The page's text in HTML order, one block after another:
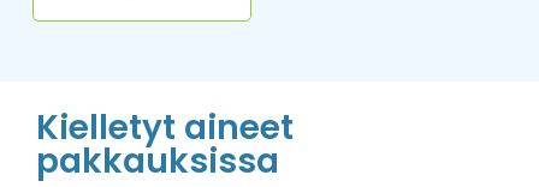
Kielletyt aineet
pakkauksissa